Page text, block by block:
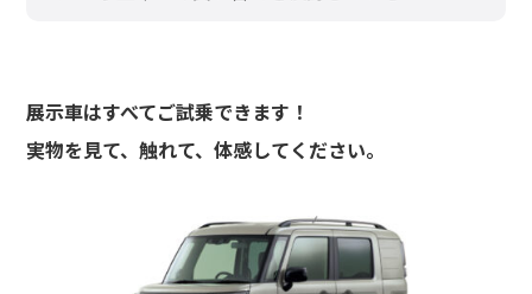
展示車はすべてご試乗できます！
実物を見て、触れて、体感してください。